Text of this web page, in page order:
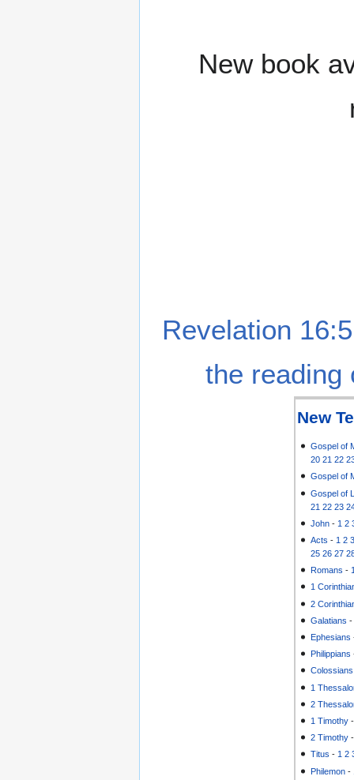
New book
Revelation
the reading
New
Gospel of
20 21 22
Gospel of
Gospel of
21 22 23
John - 1 2
Acts - 1 2
25 26 27
Romans -
1
2
Galatians
Ephesians
Philippians
Colossians
1
2
1 Timothy
2 Timothy
Titus -1 2
Philemon -